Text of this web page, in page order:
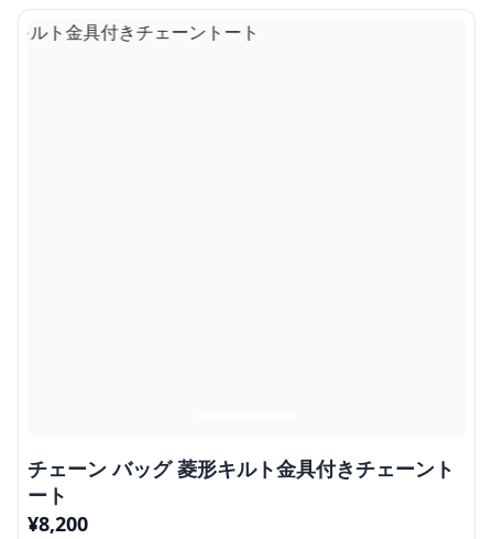
チェーン バッグ 菱形キルト金具付きチェーント
ート
¥8,200